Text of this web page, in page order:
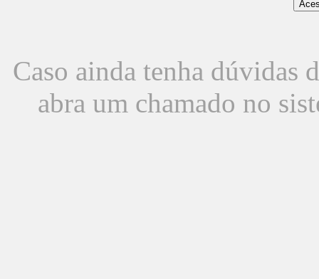
Caso ainda tenha dúvidas
abra um chamado no